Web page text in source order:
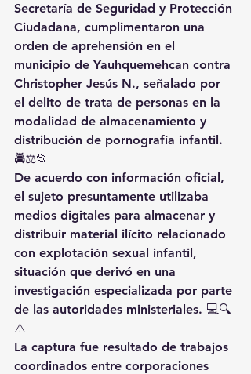
Secretaría de Seguridad y Protección
Ciudadana, cumplimentaron una
orden de aprehensión en el
municipio de Yauhquemehcan contra
Christopher Jesús N., señalado por
el delito de trata de personas en la
modalidad de almacenamiento y
distribución de pornografía infantil.
🚔⚖️📂
De acuerdo con información oficial,
el sujeto presuntamente utilizaba
medios digitales para almacenar y
distribuir material ilícito relacionado
con explotación sexual infantil,
situación que derivó en una
investigación especializada por parte
de las autoridades ministeriales. 💻🔍
⚠️
La captura fue resultado de trabajos
coordinados entre corporaciones